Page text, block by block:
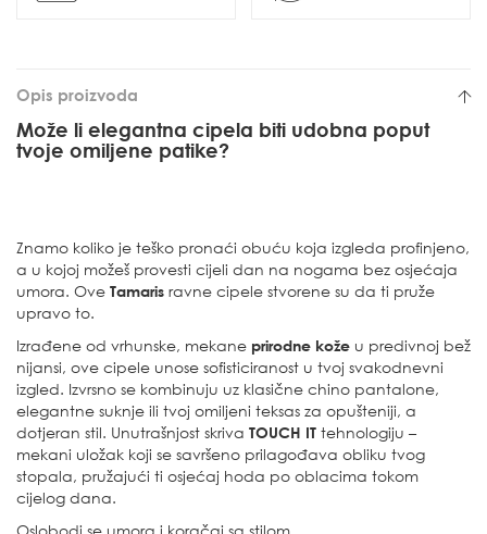
Opis proizvoda
Može li elegantna cipela biti udobna poput
tvoje omiljene patike?
Znamo koliko je teško pronaći obuću koja izgleda profinjeno,
a u kojoj možeš provesti cijeli dan na nogama bez osjećaja
umora. Ove Tamaris ravne cipele stvorene su da ti pruže
upravo to.
Izrađene od vrhunske, mekane prirodne kože u predivnoj bež
nijansi, ove cipele unose sofisticiranost u tvoj svakodnevni
izgled. Izvrsno se kombinuju uz klasične chino pantalone,
elegantne suknje ili tvoj omiljeni teksas za opušteniji, a
dotjeran stil. Unutrašnjost skriva TOUCH IT tehnologiju –
mekani uložak koji se savršeno prilagođava obliku tvog
stopala, pružajući ti osjećaj hoda po oblacima tokom
cijelog dana.
Oslobodi se umora i koračaj sa stilom.